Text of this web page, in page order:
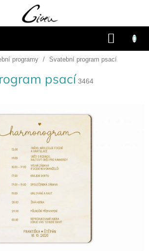
KOŠÍK
programy / Svatební program psací
psací 3464